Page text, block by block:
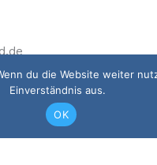
du die Website weiter
Einverständnis aus.
OK